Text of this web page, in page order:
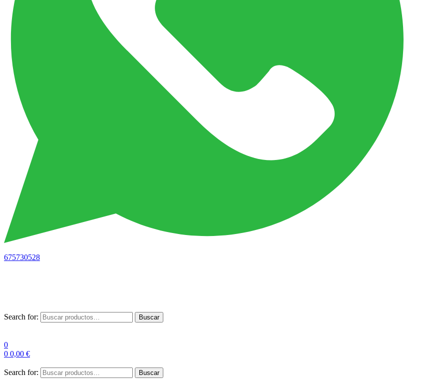
675730528
Search for: Buscar
0
0 0,00 €
Search for: Buscar